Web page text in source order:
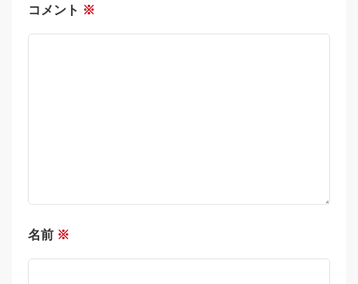
コメント ※
名前 ※